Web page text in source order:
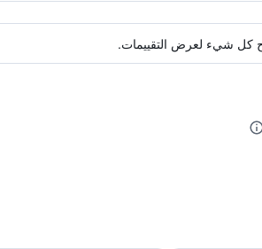
كل شيء لعرض التقييمات.